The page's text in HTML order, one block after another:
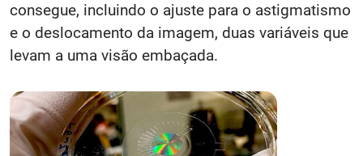
consegue, incluindo o ajuste para o astigmatismo
e o deslocamento da imagem, duas variáveis ​​que
levam a uma visão embaçada.